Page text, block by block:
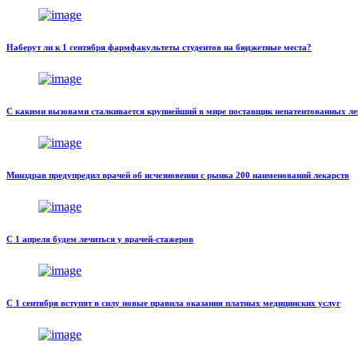
Наберут ли к 1 сентября фармфакультеты студентов на бюджетные места?
С какими вызовами сталкивается крупнейший в мире поставщик непатентованных
Минздрав предупредил врачей об исчезновении с рынка 200 наименований лекарств
С 1 апреля будем лечиться у врачей-стажеров
С 1 сентября вступят в силу новые правила оказания платных медицинских услуг